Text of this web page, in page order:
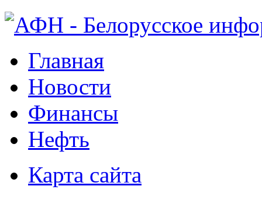
Главная
Новости
Финансы
Нефть
Карта сайта